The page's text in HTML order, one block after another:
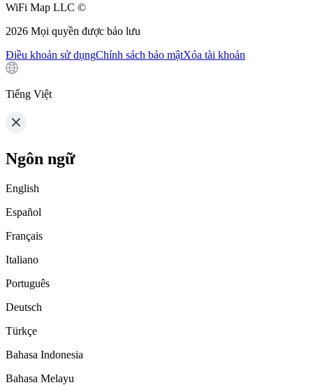
WiFi Map LLC ©
2026 Mọi quyền được bảo lưu
Điều khoản sử dụngChính sách bảo mậtXóa tài khoản
Tiếng Việt
Ngôn ngữ
English
Español
Français
Italiano
Português
Deutsch
Türkçe
Bahasa Indonesia
Bahasa Melayu